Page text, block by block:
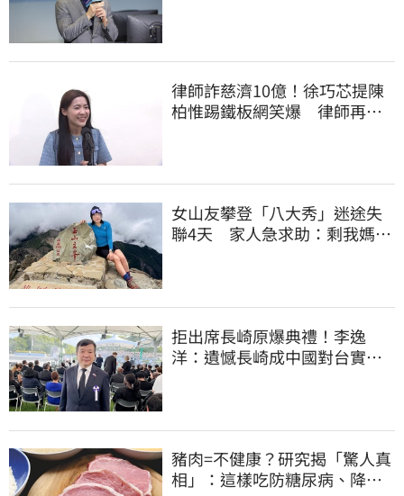
律師詐慈濟10億！徐巧芯提陳
柏惟踢鐵板網笑爆 律師再曬1
女山友攀登「八大秀」迷途失
聯4天 家人急求助：剩我媽還
拒出席長崎原爆典禮！李逸
洋：遺憾長崎成中國對台實施
豬肉=不健康？研究揭「驚人真
相」：這樣吃防糖尿病、降膽